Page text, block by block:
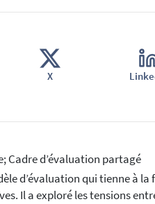
X
Cadre d’évaluation partagé
d’évaluation qui tienne à la
Il a exploré les tensions